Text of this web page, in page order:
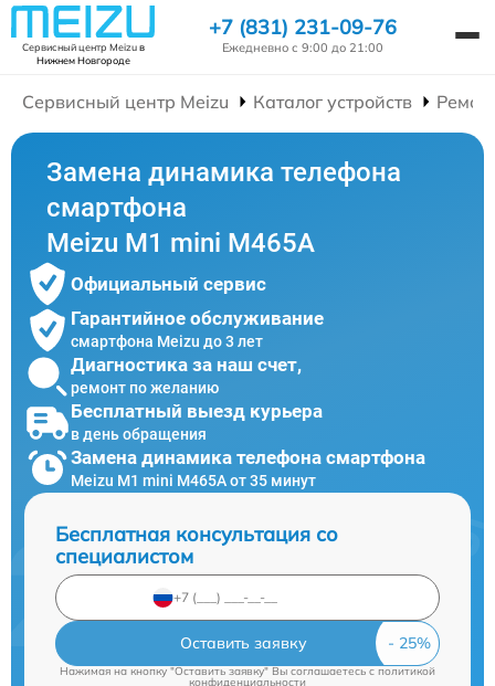
Сервисный центр Meizuв
Нижнем Новгороде
+7 (831) 231-09-76
Ежедневно с 9:00 до 21:00
Сервисный центр Meizu Каталог устройств
Замена динамика телефона
смартфона
Meizu M1 mini M465A
Официальный сервис
Гарантийное обслуживание
смартфона Meizu до 3 лет
Диагностика за наш счет,
ремонт по желанию
Бесплатный выезд курьера
в день обращения
Замена динамика телефона смартфона
Meizu M1 mini M465A от 35 минут
Бесплатная консультация со
специалистом
Оставить заявку
Нажимая на кнопку "Оставить заявку" Вы соглашаетесь cполитикой
конфиденциальности